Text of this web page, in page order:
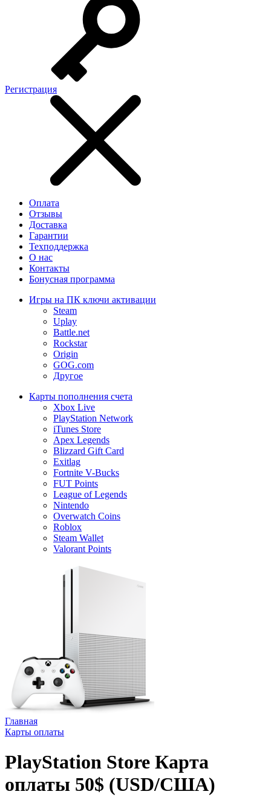
Регистрация
Оплата
Отзывы
Доставка
Гарантии
Техподдержка
О нас
Контакты
Бонусная программа
Игры на ПК ключи активации
Steam
Uplay
Battle.net
Rockstar
Origin
GOG.com
Другое
Карты пополнения счета
Xbox Live
PlayStation Network
iTunes Store
Apex Legends
Blizzard Gift Card
Exitlag
Fortnite V-Bucks
FUT Points
League of Legends
Nintendo
Overwatch Coins
Roblox
Steam Wallet
Valorant Points
Главная
Карты оплаты
PlayStation Store Карта
оплаты 50$ (USD/США)